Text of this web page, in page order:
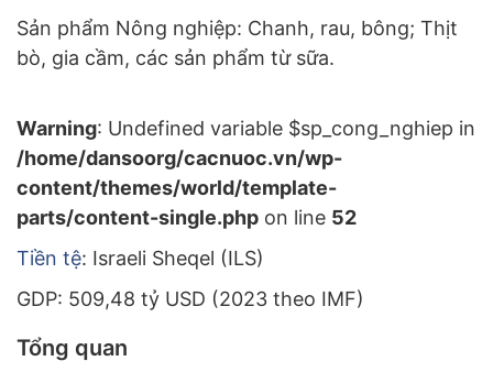
Sản phẩm Nông nghiệp: Chanh, rau, bông; Thịt
bò, gia cầm, các sản phẩm từ sữa.
Warning: Undefined variable $sp_cong_nghiep in
/home/dansoorg/cacnuoc.vn/wp-
content/themes/world/template-
parts/content-single.php on line 52
Tiền tệ: Israeli Sheqel (ILS)
GDP: 509,48 tỷ USD (2023 theo IMF)
Tổng quan